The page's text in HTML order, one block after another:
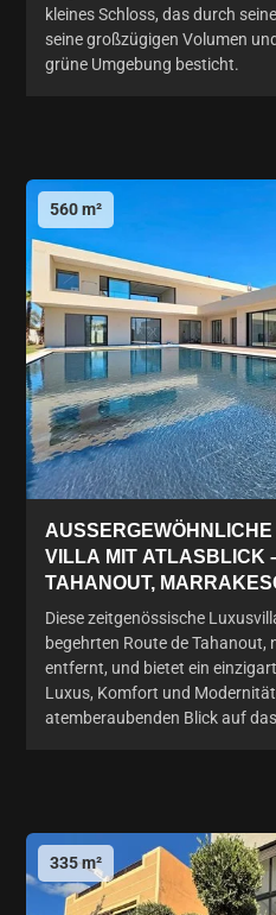
kleines Schloss, das durch
seine großzügigen Volumen
grüne Umgebung besticht.
560 m²
AUSSERGEWÖHNLICHE
ILLA MIT ATLASBLICK –
AHANOUT,
Diese zeitgenössische
begehrten Route de Tahanout,
entfernt, und bietet ein
Luxus, Komfort und
atemberaubenden Blick auf
335 m²